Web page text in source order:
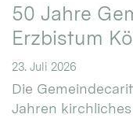
50 Jahre
Erzbistum
23. Juli 2026
Die
Jahren